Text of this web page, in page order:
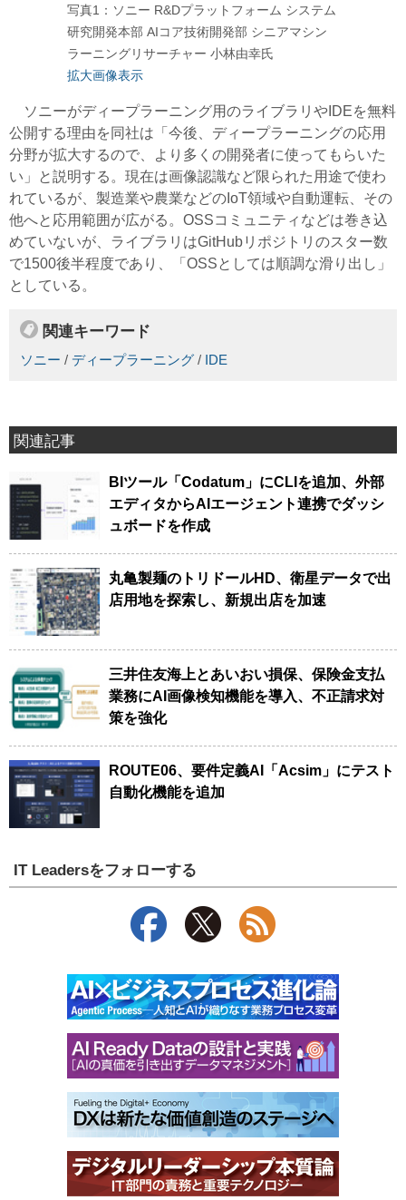
写真1：ソニー R&Dプラットフォーム システム
研究開発本部 AIコア技術開発部 シニアマシン
ラーニングリサーチャー 小林由幸氏
拡大画像表示
ソニーがディープラーニング用のライブラリやIDEを無料
公開する理由を同社は「今後、ディープラーニングの応用
分野が拡大するので、より多くの開発者に使ってもらいた
い」と説明する。現在は画像認識など限られた用途で使わ
れているが、製造業や農業などのIoT領域や自動運転、その
他へと応用範囲が広がる。OSSコミュニティなどは巻き込
めていないが、ライブラリはGitHubリポジトリのスター数
で1500後半程度であり、「OSSとしては順調な滑り出し」
としている。
関連キーワード
ソニー / ディープラーニング / IDE
関連記事
BIツール「Codatum」にCLIを追加、外部
エディタからAIエージェント連携でダッシ
ュボードを作成
丸亀製麺のトリドールHD、衛星データで出
店用地を探索し、新規出店を加速
三井住友海上とあいおい損保、保険金支払
業務にAI画像検知機能を導入、不正請求対
策を強化
ROUTE06、要件定義AI「Acsim」にテスト
自動化機能を追加
IT Leadersをフォローする